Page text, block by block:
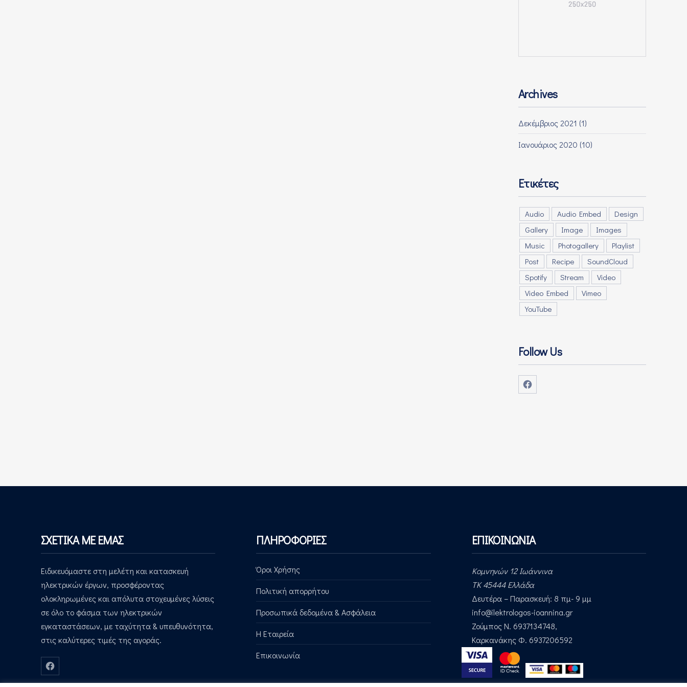
Archives
Δεκέμβριος 2021 (1)
Ιανουάριος 2020 (10)
Ετικέτες
Audio Audio Embed
Design
Gallery
Image
Images
Music
Photogallery
Playlist
Post
Recipe
SoundCloud
Spotify
Stream
Video
Video Embed
Vimeo
YouTube
Follow Us
Νέο παράθυρο
ΣΧΕΤΙΚΑ ΜΕ ΕΜΑΣ
Ειδικευόμαστε στη μελέτη και κατασκευή
ηλεκτρικών έργων, προσφέροντας
ολοκληρωμένες και απόλυτα στοχευμένες λύσεις
σε όλο το φάσμα των ηλεκτρικών
εγκαταστάσεων, με ταχύτητα & υπευθυνότητα,
στις καλύτερες τιμές της αγοράς.
Νέο παράθυρο
ΠΛΗΡΟΦΟΡΙΕΣ
Όροι Χρήσης
Πολιτική απορρήτου
Προσωπικά δεδομένα & Ασφάλεια
Η Εταιρεία
Επικοινωνία
ΕΠΙΚΟΙΝΩΝΙΑ
Κομνηνών 12 Ιωάννινα
ΤΚ 45444 Ελλάδα
Δευτέρα – Παρασκευή: 8 πμ- 9 μμ
Email:
info@ilektrologos-ioannina.gr
Τηλέφωνα:
Ζούμπος Ν. 6937134748,
Καρκανάκης Φ. 6937206592